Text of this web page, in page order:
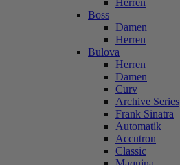
Herren
Boss
Damen
Herren
Bulova
Herren
Damen
Curv
Archive Series
Frank Sinatra
Automatik
Accutron
Classic